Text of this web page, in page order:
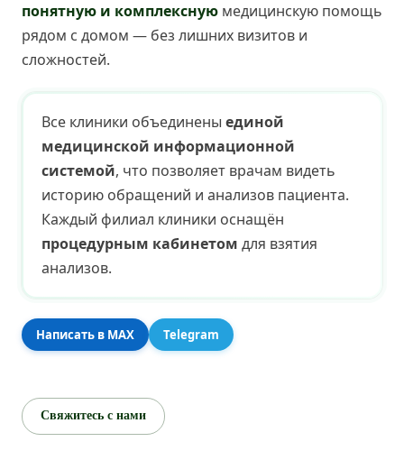
понятную и комплексную медицинскую помощь
рядом с домом — без лишних визитов и
сложностей.
Все клиники объединены единой
медицинской информационной
системой, что позволяет врачам видеть
историю обращений и анализов пациента.
Каждый филиал клиники оснащён
процедурным кабинетом для взятия
анализов.
Написать в MAX Telegram
Свяжитесь с нами